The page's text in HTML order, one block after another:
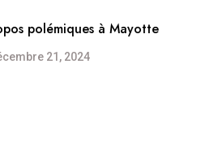
polémiques à Mayotte
21, 2024